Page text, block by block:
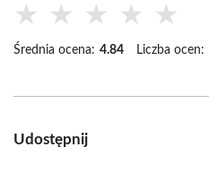
★ ★ ★ ★ ★
Średnia ocena: 4.84 Liczba ocen:
Udostępnij